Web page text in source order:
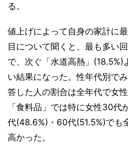
る。
値上げによって自身の家計に
目について聞くと、最も多い
で、次ぐ「水道高熱」(18.5%)
い結果になった。性年代別で
答した人の割合は全年代で女
「食料品」では特に女性30代
代(48.6%)・60代(51.5%)でも
高かった。